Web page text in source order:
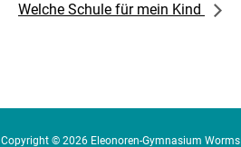
Welche Schule für mein Kind
Copyright © 2026 Eleonoren-Gymnasium Worms